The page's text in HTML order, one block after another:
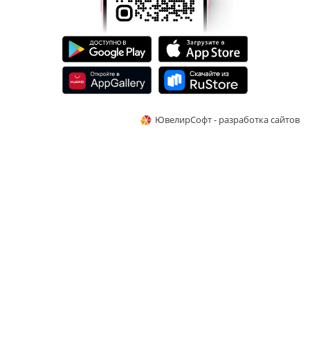
ЮвелирСофт - разработка сайтов